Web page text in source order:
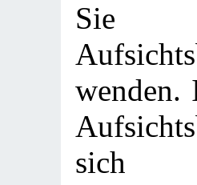
Sie
wenden.
sich